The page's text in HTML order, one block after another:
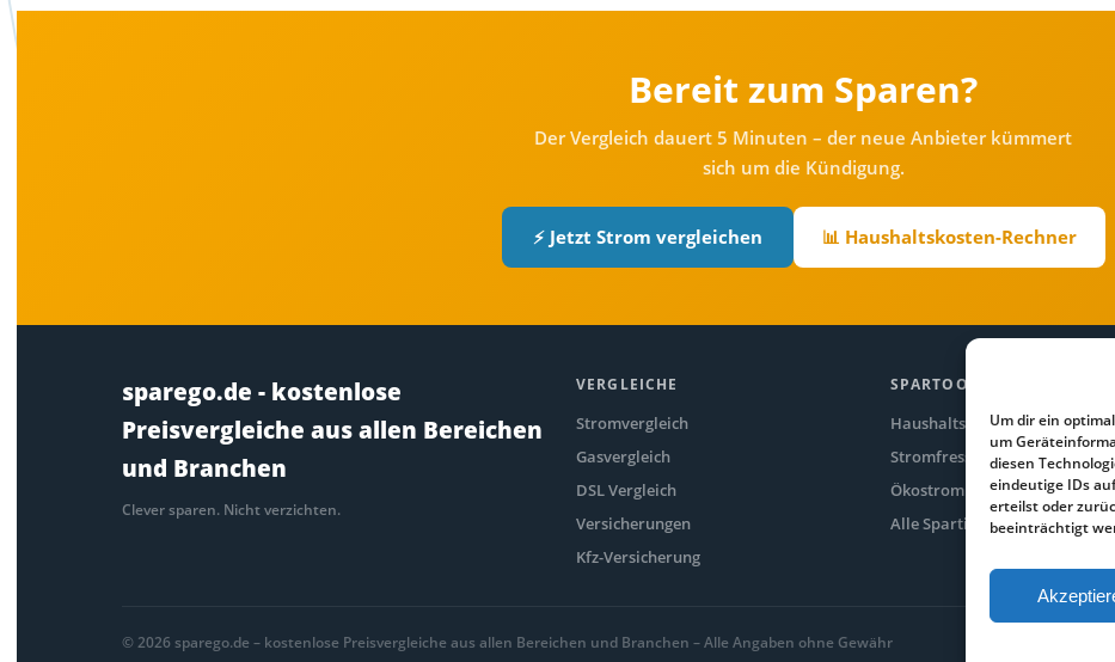
Um dir ein
um
diesen
eindeutige IDs
erteilst oder
beeinträchtigt
Bereit zum Sparen?
Der Vergleich dauert 5 Minuten – der neue Anbieter kümmert
sich um die Kündigung.
⚡ Jetzt Strom vergleichen 📊 Haushaltskosten-Rechner
sparego.de - kostenlose
Preisvergleiche aus allen Bereichen
und Branchen
Clever sparen. Nicht verzichten.
VERGLEICHE
Stromvergleich
Gasvergleich
DSL Vergleich
Versicherungen
Kfz-Versicherung
SPARTOOLS
Haushaltskosten-Rechner
Stromfresser-Rechner
Ökostrom Vergleich
Alle Spartipps
© 2026 sparego.de – kostenlose Preisvergleiche aus allen Bereichen und Branchen – Alle Angaben ohne Gewähr